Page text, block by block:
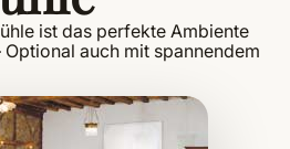
ist das perfekte Ambiente
auch mit spannendem